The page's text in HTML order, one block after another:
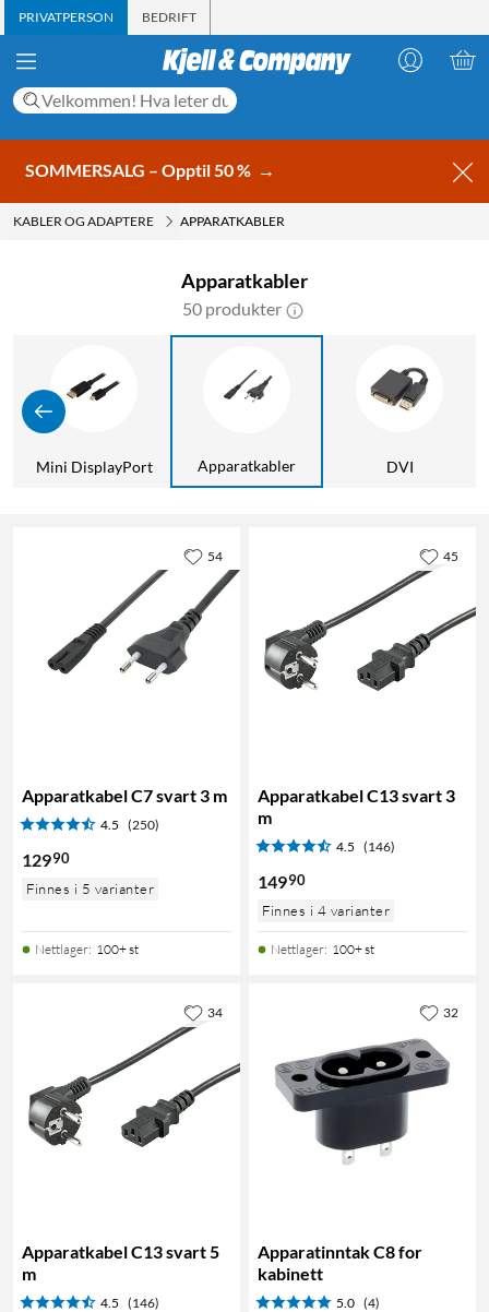
PRIVATPERSON BEDRIFT
SOMMERSALG – Opptil 50 % →
KABLER OG ADAPTERE APPARATKABLER
Apparatkabler
50 produkter
Mini DisplayPort Apparatkabler DVI
Apparatkabel C7 svart 3 m
4.5 (250)
12990
Finnes i 5 varianter
Nettlager: 100+ st
54
Apparatkabel C13 svart 3
m
4.5 (146)
14990
Finnes i 4 varianter
Nettlager: 100+ st
45
Apparatkabel C13 svart 5
m
4.5 (146)
34
Apparatinntak C8 for
kabinett
5.0 (4)
32